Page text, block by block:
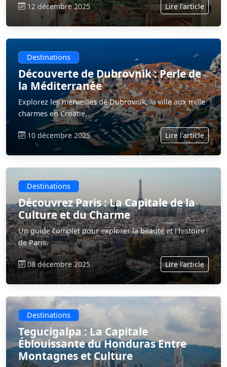
12 décembre 2025 Lire l'article
Destinations
Découverte de Dubrovnik : Perle de
la Méditerranée
Explorez les merveilles de Dubrovnik, la ville aux mille
charmes en Croatie.
10 décembre 2025 Lire l'article
Destinations
Découvrez Paris : La Capitale de la
Culture et du Charme
Un guide complet pour explorer la beauté et l'histoire
de Paris.
08 décembre 2025 Lire l'article
Destinations
Tegucigalpa : La Capitale
Éblouissante du Honduras Entre
Montagnes et Culture